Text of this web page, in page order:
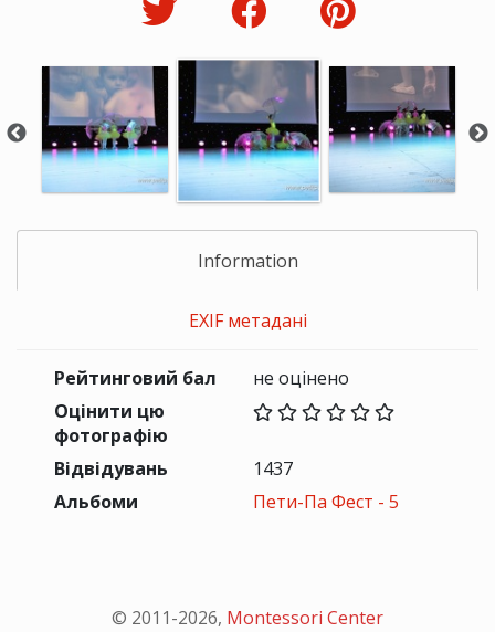
Information
EXIF метадані
Рейтинговий бал
не оцінено
Оцінити цю
фотографію
Відвідувань
1437
Альбоми
Пети-Па Фест - 5
© 2011-2026, Montessori Center